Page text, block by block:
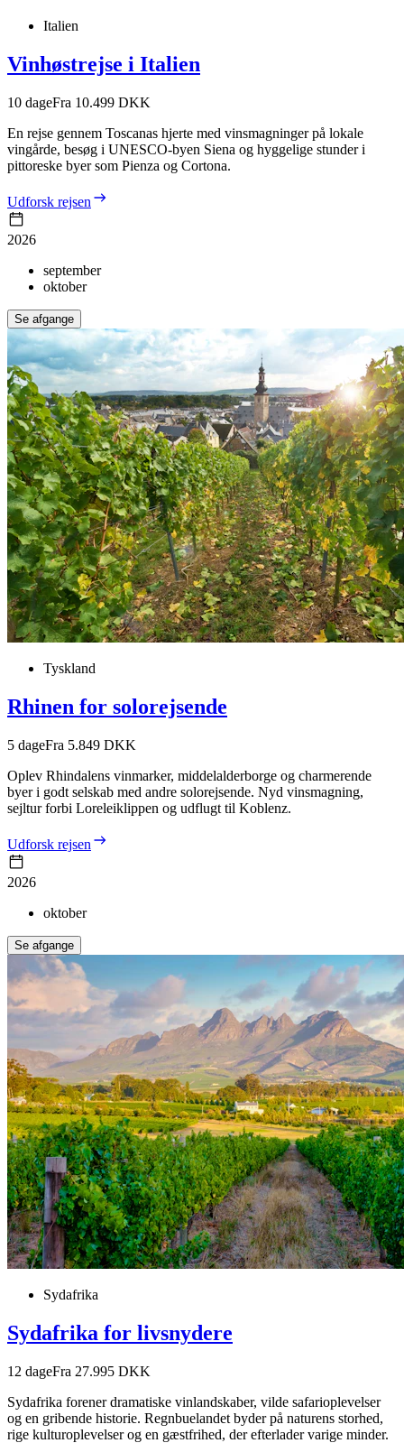
Italien
Vinhøstrejse i Italien
10 dageFra 10.499 DKK
En rejse gennem Toscanas hjerte med vinsmagninger på lokale
vingårde, besøg i UNESCO-byen Siena og hyggelige stunder i
pittoreske byer som Pienza og Cortona.
Udforsk rejsen
2026
september
oktober
Se afgange
Tyskland
Rhinen for solorejsende
5 dageFra 5.849 DKK
Oplev Rhindalens vinmarker, middelalderborge og charmerende
byer i godt selskab med andre solorejsende. Nyd vinsmagning,
sejltur forbi Loreleiklippen og udflugt til Koblenz.
Udforsk rejsen
2026
oktober
Se afgange
Sydafrika
Sydafrika for livsnydere
12 dageFra 27.995 DKK
Sydafrika forener dramatiske vinlandskaber, vilde safarioplevelser
og en gribende historie. Regnbuelandet byder på naturens storhed,
rige kulturoplevelser og en gæstfrihed, der efterlader varige minder.